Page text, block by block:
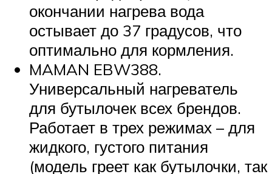
окончании нагрева вода
остывает до 37 градусов, что
оптимально для кормления.
MAMAN EBW388.
Универсальный нагреватель
для бутылочек всех брендов.
Работает в трех режимах – для
жидкого, густого питания
(модель греет как бутылочки, так